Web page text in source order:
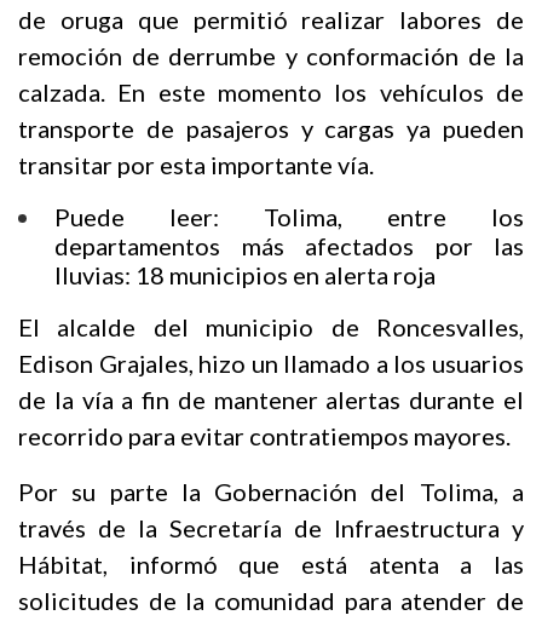
de oruga que permitió realizar labores de
remoción de derrumbe y conformación de la
calzada. En este momento los vehículos de
transporte de pasajeros y cargas ya pueden
transitar por esta importante vía.
Puede leer: Tolima, entre los
departamentos más afectados por las
lluvias: 18 municipios en alerta roja
El alcalde del municipio de Roncesvalles,
Edison Grajales, hizo un llamado a los usuarios
de la vía a fin de mantener alertas durante el
recorrido para evitar contratiempos mayores.
Por su parte la Gobernación del Tolima, a
través de la Secretaría de Infraestructura y
Hábitat, informó que está atenta a las
solicitudes de la comunidad para atender de